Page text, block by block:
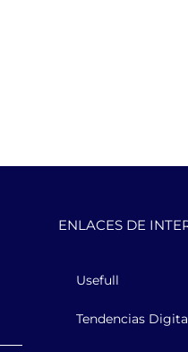
ENLACES DE
Usefull
Tendencias